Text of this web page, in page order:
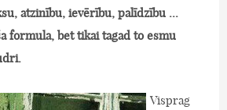
atzinību, ievērību, palīdzību ...
formula, bet tikai tagad to esmu
Visprag